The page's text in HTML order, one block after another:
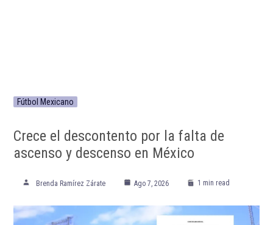
Fútbol Mexicano
Crece el descontento por la falta de
ascenso y descenso en México
Brenda Ramírez Zárate Ago 7, 2026 1 min read